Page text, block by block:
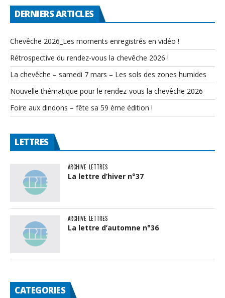
DERNIERS ARTICLES
Chevêche 2026_Les moments enregistrés en vidéo !
Rétrospective du rendez-vous la chevêche 2026 !
La chevêche – samedi 7 mars – Les sols des zones humides
Nouvelle thématique pour le rendez-vous la chevêche 2026
Foire aux dindons – fête sa 59 ème édition !
LETTRES
ARCHIVE LETTRES
La lettre d’hiver n°37
ARCHIVE LETTRES
La lettre d’automne n°36
CATEGORIES